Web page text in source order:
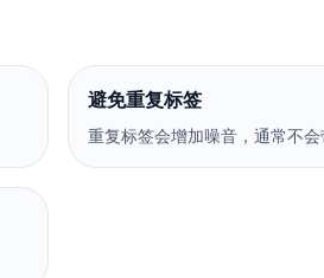
避免重复标签
重复标签会增加噪音，通常不